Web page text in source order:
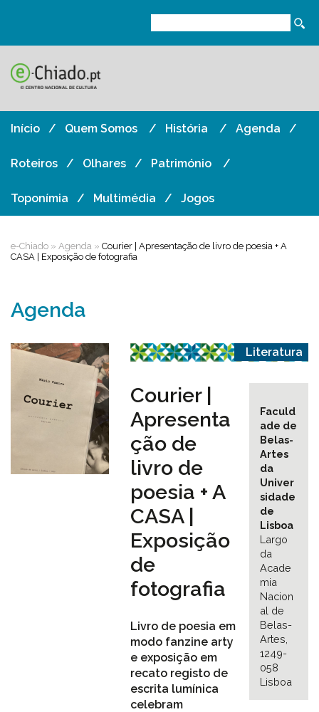
Início Quem Somos História Agenda
Roteiros Olhares Património
Toponímia Multimédia Jogos
e-Chiado » Agenda » Courier | Apresentação de livro de poesia + A
CASA | Exposição de fotografia
Agenda
Literatura
Faculd
ade de
Belas-
Artes
da
Univer
sidade
de
Lisboa
Largo
da
Acade
mia
Nacion
al de
Belas-
Artes,
1249-
058
Lisboa
Courier |
Apresenta
ção de
livro de
poesia + A
CASA |
Exposição
de
fotografia
Livro de poesia em
modo fanzine arty
e exposição em
recato registo de
escrita lumínica
celebram